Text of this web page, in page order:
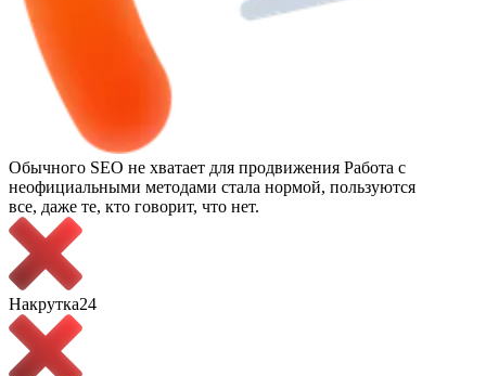
Обычного SEO не хватает для продвижения Работа с
неофициальными методами стала нормой, пользуются
все, даже те, кто говорит, что нет.
Накрутка24